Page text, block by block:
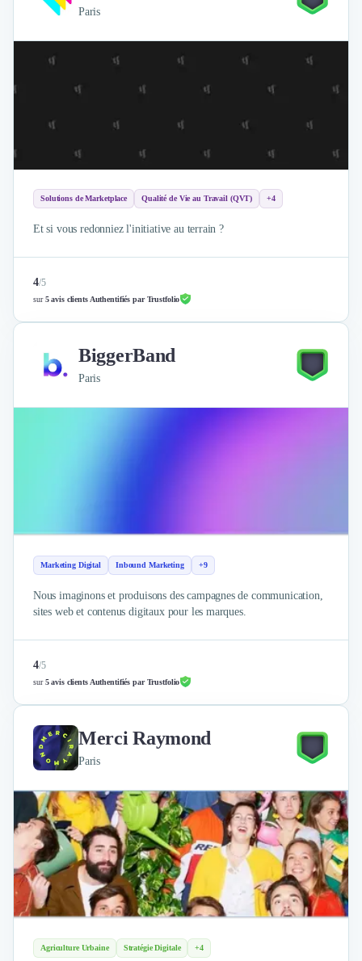
Paris
Solutions de Marketplace Qualité de Vie au Travail (QVT) +4
Et si vous redonniez l'initiative au terrain ?
4/5
sur5 avis clients Authentifiés par Trustfolio
BiggerBand
Paris
Marketing Digital Inbound Marketing +9
Nous imaginons et produisons des campagnes de communication,
sites web et contenus digitaux pour les marques.
4/5
sur5 avis clients Authentifiés par Trustfolio
Merci Raymond
Paris
Agriculture Urbaine Stratégie Digitale +4